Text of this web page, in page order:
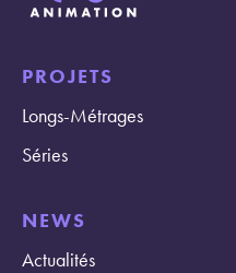
PROJETS
Longs-Métrages
Séries
NEWS
Actualités